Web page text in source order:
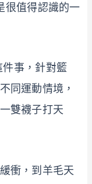
很值得認識的一
件事，針對籃
同運動情境，
雙襪子打天
衝，到羊毛天